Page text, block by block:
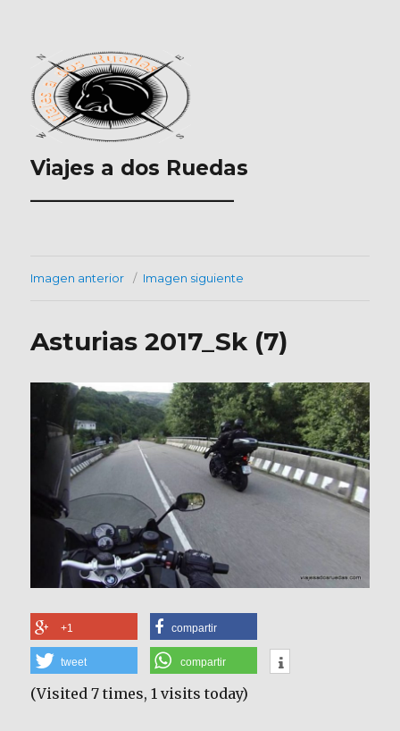
Viajes a dos Ruedas
___________________
Imagen anterior Imagen siguiente
Asturias 2017_Sk (7)
+1 compartir
tweet compartir
(Visited 7 times, 1 visits today)